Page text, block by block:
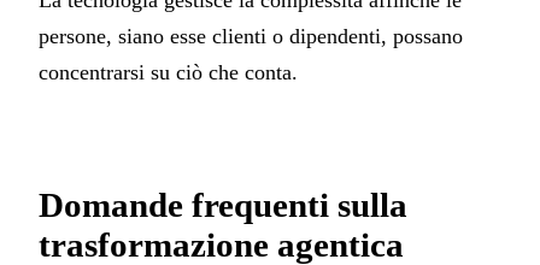
persone, siano esse clienti o dipendenti, possano
concentrarsi su ciò che conta.
Domande frequenti sulla
trasformazione agentica